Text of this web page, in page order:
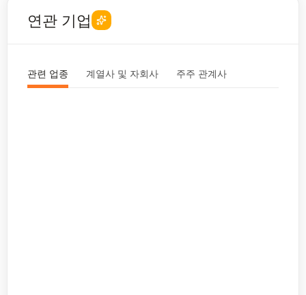
연관 기업
관련 업종 계열사 및 자회사 주주 관계사